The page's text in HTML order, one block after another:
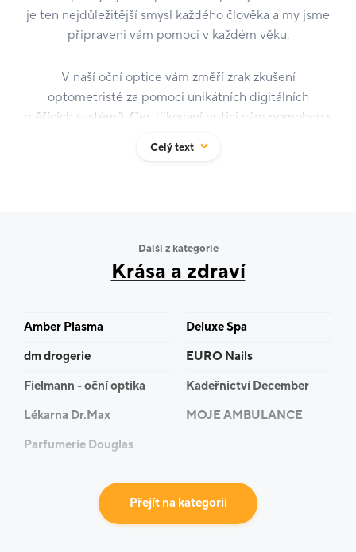
je ten nejdůležitější smysl každého člověka a my jsme
připraveni vám pomoci v každém věku.
V naší oční optice vám změří zrak zkušení
optometristé za pomoci unikátních digitálních
měřících systémů. Certifikovaní optici vám pomohou s
individuálních potřeb, životního stylu a zájmů každého
Najdete u nás brýlové obruby od osvědčených a
nejnovějších světových kolekcí, dětské i sportovní
brýle.
Aplikujeme kontaktní čočky a zajišťujeme
specializovaná vyšetření či oční operace v rámci sítě
Celý text
Další z kategorie
Krása a zdraví
Amber Plasma
Deluxe Spa
dm drogerie
EURO Nails
Fielmann - oční optika
Kadeřnictví December
Lékarna Dr.Max
MOJE AMBULANCE
Parfumerie Douglas
Přejít na kategorii